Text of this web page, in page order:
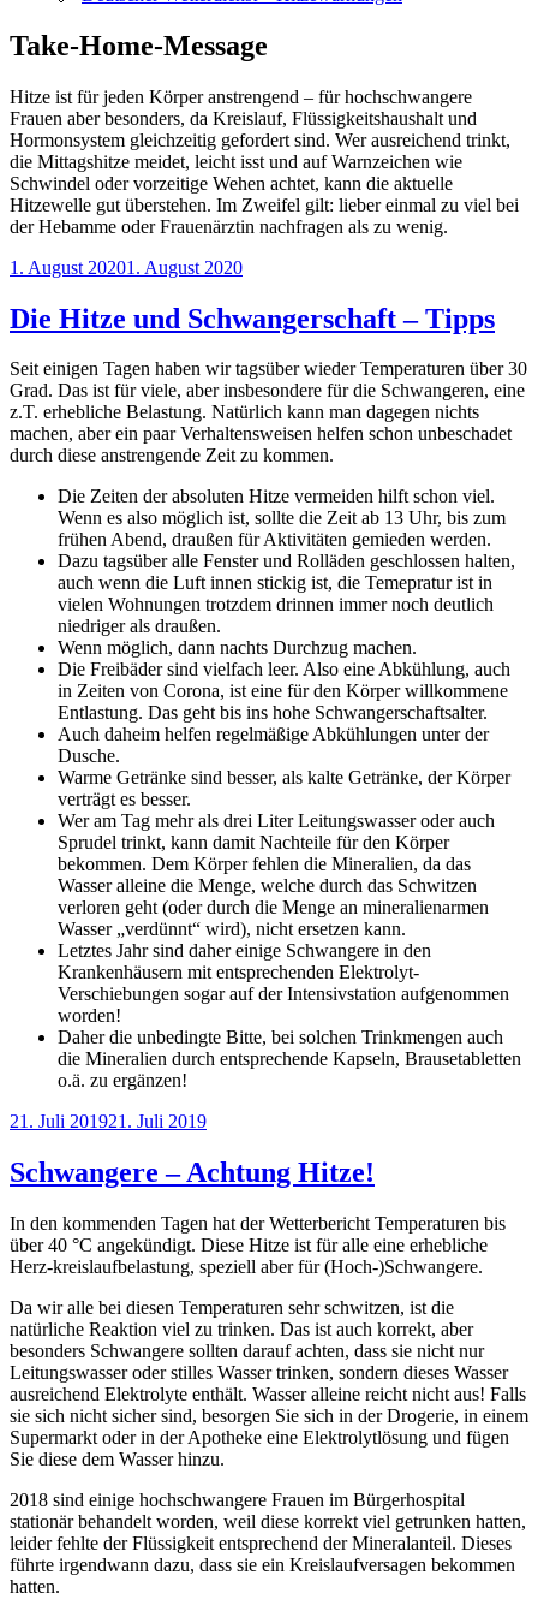
Take-Home-Message
Hitze ist für jeden Körper anstrengend – für hochschwangere
Frauen aber besonders, da Kreislauf, Flüssigkeitshaushalt und
Hormonsystem gleichzeitig gefordert sind. Wer ausreichend trinkt,
die Mittagshitze meidet, leicht isst und auf Warnzeichen wie
Schwindel oder vorzeitige Wehen achtet, kann die aktuelle
Hitzewelle gut überstehen. Im Zweifel gilt: lieber einmal zu viel bei
der Hebamme oder Frauenärztin nachfragen als zu wenig.
Veröffentlicht
1. August 20201. August 2020
Die Hitze und Schwangerschaft – Tipps
Seit einigen Tagen haben wir tagsüber wieder Temperaturen über 30
Grad. Das ist für viele, aber insbesondere für die Schwangeren, eine
z.T. erhebliche Belastung. Natürlich kann man dagegen nichts
machen, aber ein paar Verhaltensweisen helfen schon unbeschadet
durch diese anstrengende Zeit zu kommen.
Die Zeiten der absoluten Hitze vermeiden hilft schon viel.
Wenn es also möglich ist, sollte die Zeit ab 13 Uhr, bis zum
frühen Abend, draußen für Aktivitäten gemieden werden.
Dazu tagsüber alle Fenster und Rolläden geschlossen halten,
auch wenn die Luft innen stickig ist, die Temepratur ist in
vielen Wohnungen trotzdem drinnen immer noch deutlich
niedriger als draußen.
Wenn möglich, dann nachts Durchzug machen.
Die Freibäder sind vielfach leer. Also eine Abkühlung, auch
in Zeiten von Corona, ist eine für den Körper willkommene
Entlastung. Das geht bis ins hohe Schwangerschaftsalter.
Auch daheim helfen regelmäßige Abkühlungen unter der
Dusche.
Warme Getränke sind besser, als kalte Getränke, der Körper
verträgt es besser.
Wer am Tag mehr als drei Liter Leitungswasser oder auch
Sprudel trinkt, kann damit Nachteile für den Körper
bekommen. Dem Körper fehlen die Mineralien, da das
Wasser alleine die Menge, welche durch das Schwitzen
verloren geht (oder durch die Menge an mineralienarmen
Wasser „verdünnt“ wird), nicht ersetzen kann.
Letztes Jahr sind daher einige Schwangere in den
Krankenhäusern mit entsprechenden Elektrolyt-
Verschiebungen sogar auf der Intensivstation aufgenommen
worden!
Daher die unbedingte Bitte, bei solchen Trinkmengen auch
die Mineralien durch entsprechende Kapseln, Brausetabletten
o.ä. zu ergänzen!
Veröffentlicht
21. Juli 201921. Juli 2019
Schwangere – Achtung Hitze!
In den kommenden Tagen hat der Wetterbericht Temperaturen bis
über 40 °C angekündigt. Diese Hitze ist für alle eine erhebliche
Herz-kreislaufbelastung, speziell aber für (Hoch-)Schwangere.
Da wir alle bei diesen Temperaturen sehr schwitzen, ist die
natürliche Reaktion viel zu trinken. Das ist auch korrekt, aber
besonders Schwangere sollten darauf achten, dass sie nicht nur
Leitungswasser oder stilles Wasser trinken, sondern dieses Wasser
ausreichend Elektrolyte enthält. Wasser alleine reicht nicht aus! Falls
sie sich nicht sicher sind, besorgen Sie sich in der Drogerie, in einem
Supermarkt oder in der Apotheke eine Elektrolytlösung und fügen
Sie diese dem Wasser hinzu.
2018 sind einige hochschwangere Frauen im Bürgerhospital
stationär behandelt worden, weil diese korrekt viel getrunken hatten,
leider fehlte der Flüssigkeit entsprechend der Mineralanteil. Dieses
führte irgendwann dazu, dass sie ein Kreislaufversagen bekommen
hatten.